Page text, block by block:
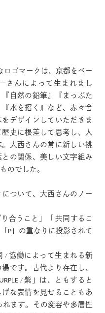
ロゴマークは、京都をベー
さんによって生まれまし
自然の鉛筆』『まっぷた
水を招く』など、赤々舎
デザインしていただきま
史に根差して思考し、人
大西さんの常に新しい挑
の関係、美しい文字組み
のでした。
について、大西さんのノー
合うこと」「 共同するこ
P」の重なりに投影されて
/ 協働によって生まれる新
です。古代より存在し、
/ 紫」は、ともすると
な表情を見せることもあ
れます。その変容や多層性